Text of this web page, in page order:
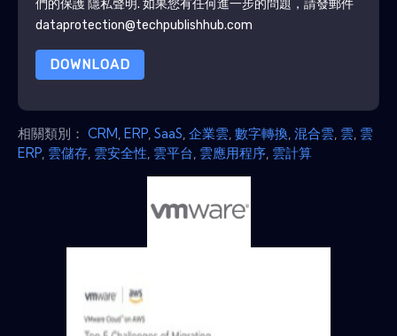
們的保護 隱私聲明. 如果您有任何進一步的問題，請發郵件
dataprotection@techpublishhub.com
DOWNLOAD
相關類別： CRM ERP SaaS 企業雲 數字轉換 混合雲 雲 雲
ERP 雲儲存 雲安全性 雲平台 雲應用程序 雲計算